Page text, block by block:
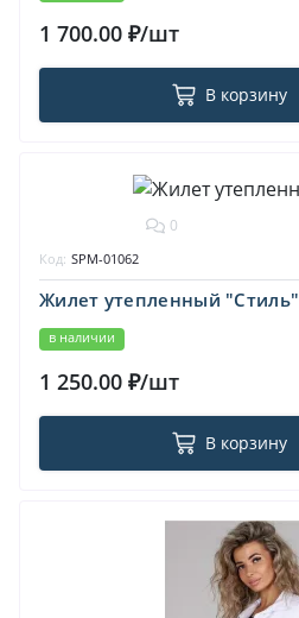
1 700.00 ₽/шт
В корзину
0
Жилет утепленный "Стиль"
в наличии
Код: SPM-01062
1 250.00 ₽/шт
В корзину